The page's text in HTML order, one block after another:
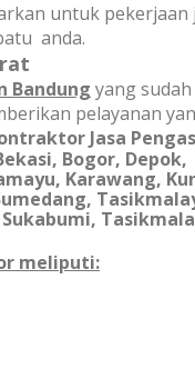
untuk pekerjaan
anda.
Bandung yang sudah
pelayanan
Jasa
Bogor, Depok,
Karawang,
meliputi: